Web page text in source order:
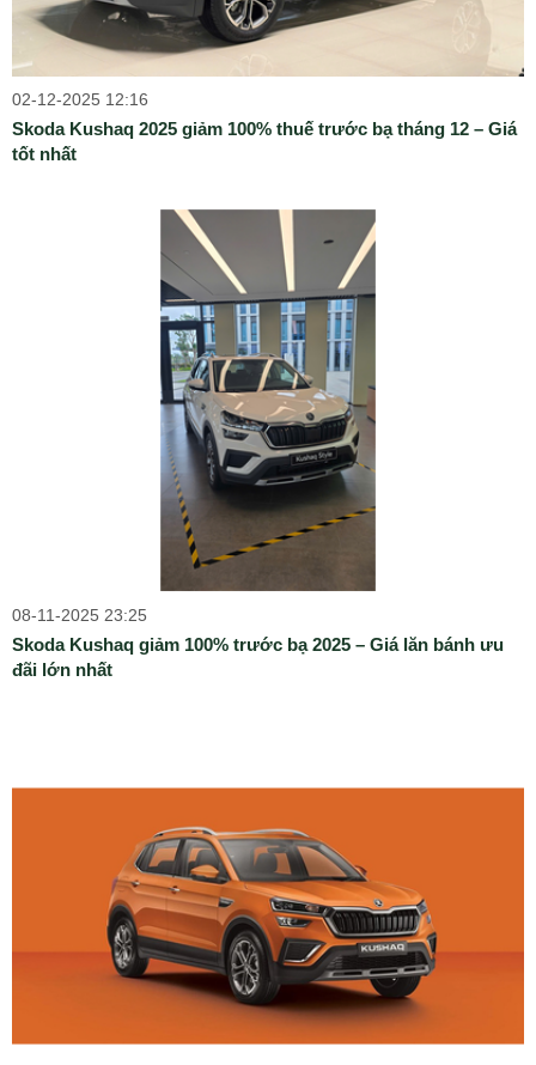
02-12-2025 12:16
Skoda Kushaq 2025 giảm 100% thuế trước bạ tháng 12 – Giá
tốt nhất
08-11-2025 23:25
Skoda Kushaq giảm 100% trước bạ 2025 – Giá lăn bánh ưu
đãi lớn nhất